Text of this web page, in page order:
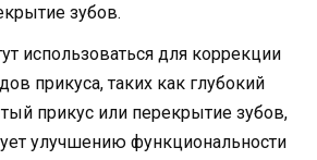
зубов.
использоваться для коррекции
прикуса, таких как глубокий
прикус или перекрытие зубов,
улучшению функциональности